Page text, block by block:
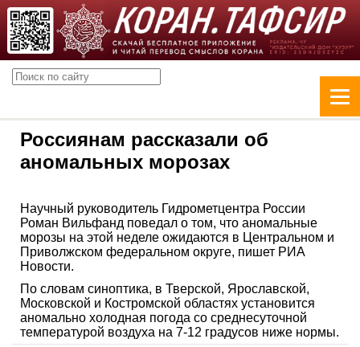
Россиянам рассказали об
аномальных морозах
Научный руководитель Гидрометцентра России
Роман Вильфанд поведал о том, что аномальные
морозы на этой неделе ожидаются в Центральном и
Приволжском федеральном округе, пишет РИА
Новости.
По словам синоптика, в Тверской, Ярославской,
Московской и Костромской областях установится
аномально холодная погода со среднесуточной
температурой воздуха на 7-12 градусов ниже нормы.